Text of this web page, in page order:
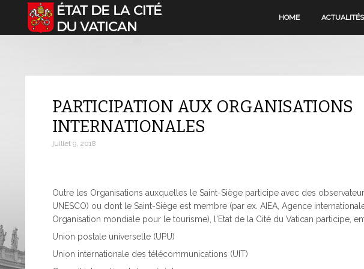
Sélectionnez votre langue HOME ACTUALITÉS
PARTICIPATION AUX ORGANISATIONS
INTERNATIONALES
juillet 9, 2018
Outre les Organisations auxquelles le Saint-Siège participe avec des
UNESCO) ou dont le Saint-Siège est membre (par ex. AIEA, Agence
Organisation mondiale pour le tourisme), l'Etat de la Cité du Vatican participe,
Union postale universelle (UPU)
Union internationale des télécommunications (UIT)